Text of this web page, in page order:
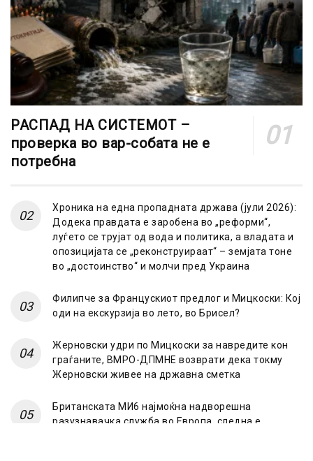
РАСПАД НА СИСТЕМОТ –
проверка во вар-собата не е
потребна
Хроника на една пропадната држава (јули 2026):
Додека правдата е заробена во „реформи“,
луѓето се трујат од вода и политика, а владата и
опозицијата се „реконструираат“ – земјата тоне
во „достоинство“ и молчи пред Украина
Филипче за Францускиот предлог и Мицкоски: Кој
оди на екскурзија во лето, во Брисел?
Жерновски удри по Мицкоски за навредите кон
граѓаните, ВМРО-ДПМНЕ возврати дека токму
Жерновски живее на државна сметка
Британската МИ6 најмоќна надворешна
разузнавачка служба во Европа, следна е